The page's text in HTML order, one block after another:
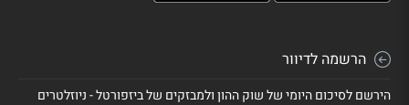
הרשמה לדיוור
הירשם לסיכום היומי של שוק ההון ולמבזקים של ביזפורטל - ניוזלטרים